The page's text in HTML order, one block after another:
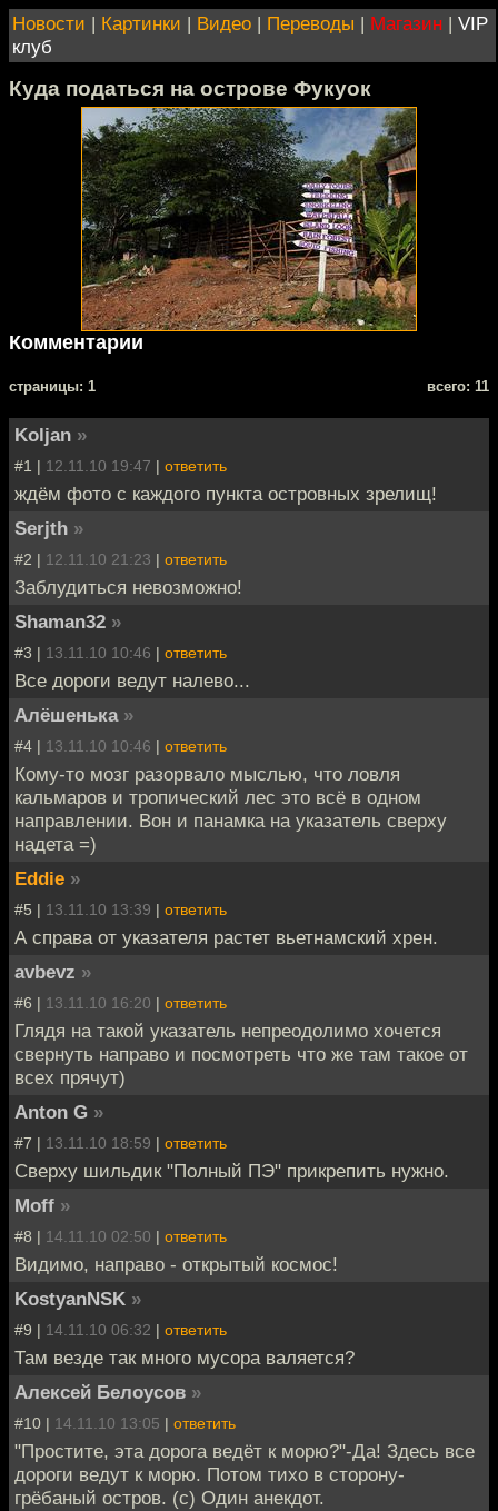
Новости | Картинки | Видео | Переводы | Магазин | VIP
клуб
Куда податься на острове Фукуок
Комментарии
cтраницы: 1 всего: 11
Koljan »
#1 | 12.11.10 19:47 | ответить
ждём фото с каждого пункта островных зрелищ!
Serjth »
#2 | 12.11.10 21:23 | ответить
Заблудиться невозможно!
Shaman32 »
#3 | 13.11.10 10:46 | ответить
Все дороги ведут налево...
Алёшенька »
#4 | 13.11.10 10:46 | ответить
Кому-то мозг разорвало мыслью, что ловля
кальмаров и тропический лес это всё в одном
направлении. Вон и панамка на указатель сверху
надета =)
Eddie »
#5 | 13.11.10 13:39 | ответить
А справа от указателя растет вьетнамский хрен.
avbevz »
#6 | 13.11.10 16:20 | ответить
Глядя на такой указатель непреодолимо хочется
свернуть направо и посмотреть что же там такое от
всех прячут)
Anton G »
#7 | 13.11.10 18:59 | ответить
Сверху шильдик "Полный ПЭ" прикрепить нужно.
Moff »
#8 | 14.11.10 02:50 | ответить
Видимо, направо - открытый космос!
KostyanNSK »
#9 | 14.11.10 06:32 | ответить
Там везде так много мусора валяется?
Алексей Белоусов »
#10 | 14.11.10 13:05 | ответить
"Простите, эта дорога ведёт к морю?"-Да! Здесь все
дороги ведут к морю. Потом тихо в сторону-
грёбаный остров. (с) Один анекдот.